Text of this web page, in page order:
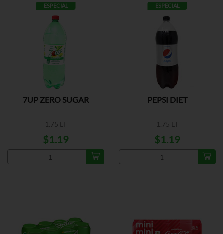
ESPECIAL
7UP ZERO SUGAR
1.75 LT
$1.19
ESPECIAL
PEPSI DIET
1.75 LT
$1.19